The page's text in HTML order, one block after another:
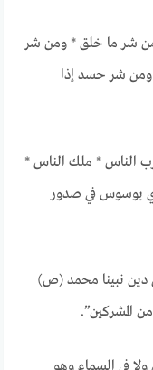
من شر ما خلق * ومن شر
ومن شر حسد إذا
الناس * ملك الناس *
يوسوس في صدور
دين نبينا محمد (ص)
المشركين”.
في السماء وهو